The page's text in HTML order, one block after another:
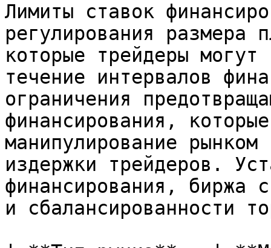
Лимиты ставок
регулирования размера
которые трейдеры
течение интервалов
ограничения
финансирования,
манипулирование
издержки трейдеров.
финансирования, биржа
и сбалансированности